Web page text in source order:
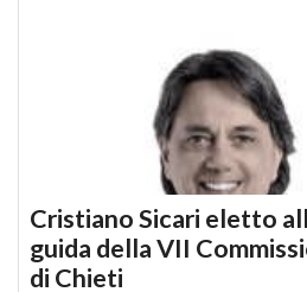
Cristiano Sicari eletto
guida della VII
di Chieti